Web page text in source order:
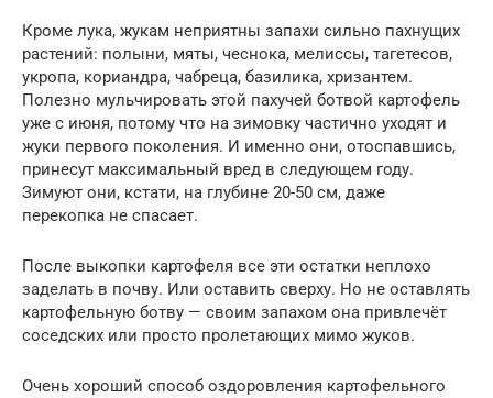
Кроме лука, жукам неприятны запахи сильно пахнущих
растений: полыни, мяты, чеснока, мелиссы, тагетесов,
укропа, кориандра, чабреца, базилика, хризантем.
Полезно мульчировать этой пахучей ботвой картофель
уже с июня, потому что на зимовку частично уходят и
жуки первого поколения. И именно они, отоспавшись,
принесут максимальный вред в следующем году.
Зимуют они, кстати, на глубине 20-50 см, даже
перекопка не спасает.
После выкопки картофеля все эти остатки неплохо
заделать в почву. Или оставить сверху. Но не оставлять
картофельную ботву — своим запахом она привлечёт
соседских или просто пролетающих мимо жуков.
Очень хороший способ оздоровления картофельного